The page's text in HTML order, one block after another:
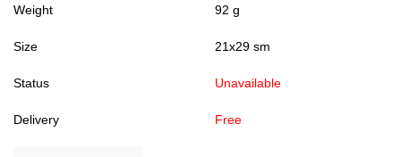
Weight 92 g
Size 21x29 sm
Status Unavailable
Delivery Free